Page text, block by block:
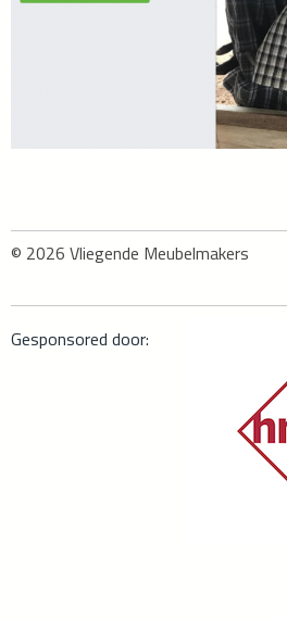
© 2026 Vliegende Meubelmakers
Gesponsored door: